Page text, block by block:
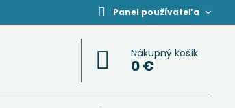
Panel používateľa
Nákupný košík
0 €